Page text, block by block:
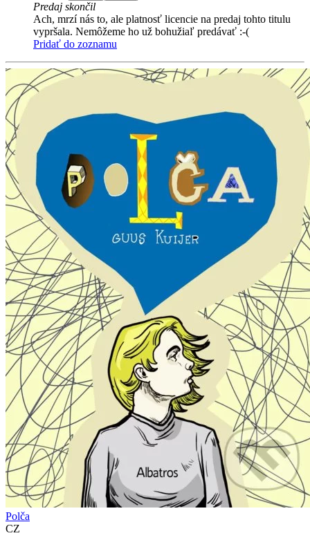
Predaj skončil
Ach, mrzí nás to, ale platnosť licencie na predaj tohto titulu
vypršala. Nemôžeme ho už bohužiaľ predávať :-(
Pridať do zoznamu
Polča
CZ